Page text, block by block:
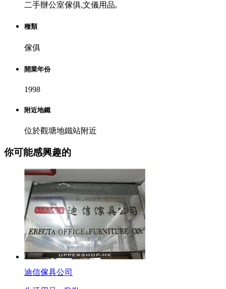
二手辦公室傢俱,文儀用品,
種類
傢俱
開業年份
1998
附近地鐵
位於觀塘地鐵站附近
你可能感興趣的
迪信傢具公司